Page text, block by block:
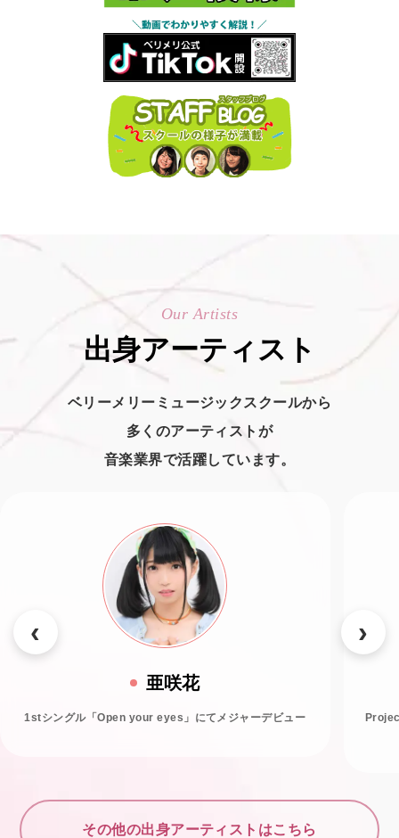
Our Artists
出身アーティスト
ベリーメリーミュージックスクールから
多くのアーティストが
音楽業界で活躍しています。
亜咲花
1stシングル「Open your eyes」にてメジャーデビュー
その他の出身アーティストはこちら